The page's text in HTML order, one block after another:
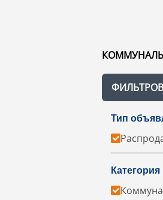
Тип
Категория